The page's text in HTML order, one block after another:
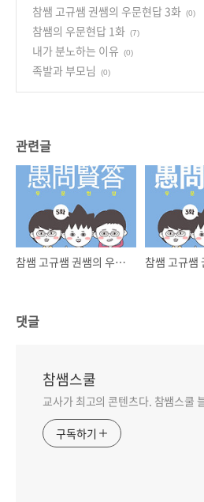
참쌤 고규쌤 권쌤의 우문현답 3화 (0)
참쌤의 우문현답 1화 (7)
내가 분노하는 이유 (0)
족발과 부모님 (0)
관련글
참쌤 고규쌤 권쌤의 우문현답 5화
댓글
참쌤스쿨
교사가 최고의 콘텐츠다. 참쌤스쿨
구독하기